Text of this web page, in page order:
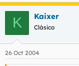
K Kaixer
Clásico
26 Oct 2004